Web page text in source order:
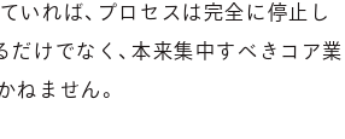
いれば、プロセスは完全に停止し
けでなく、本来集中すべきコア業
ねません。